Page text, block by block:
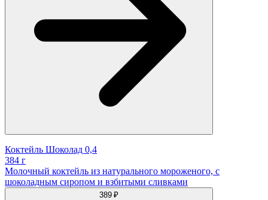
Коктейль Шоколад 0,4
384 г
Молочный коктейль из натурального мороженого, с
шоколадным сиропом и взбитыми сливками
389 ₽